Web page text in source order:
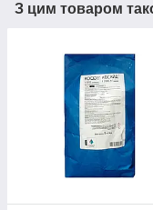
З цим товаром